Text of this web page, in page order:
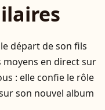
départ de son fils
moyens en direct sur
: elle confie le rôle
son nouvel album